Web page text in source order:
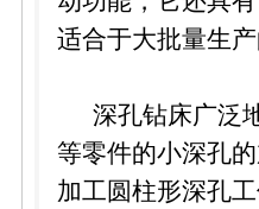
适合于大批量生
深孔钻床广泛
等零件的小深孔
加工圆柱形深孔